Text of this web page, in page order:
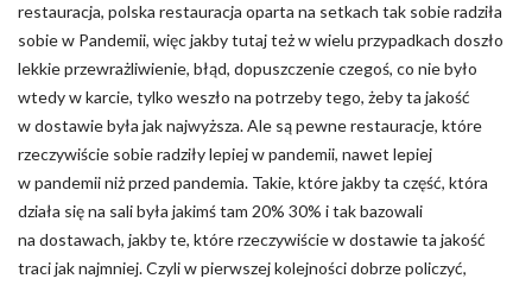
restauracja, polska restauracja oparta na setkach tak sobie radziła
sobie w Pandemii, więc jakby tutaj też w wielu przypadkach doszło
lekkie przewrażliwienie, błąd, dopuszczenie czegoś, co nie było
wtedy w karcie, tylko weszło na potrzeby tego, żeby ta jakość
w dostawie była jak najwyższa. Ale są pewne restauracje, które
rzeczywiście sobie radziły lepiej w pandemii, nawet lepiej
w pandemii niż przed pandemia. Takie, które jakby ta część, która
działa się na sali była jakimś tam 20% 30% i tak bazowali
na dostawach, jakby te, które rzeczywiście w dostawie ta jakość
traci jak najmniej. Czyli w pierwszej kolejności dobrze policzyć,